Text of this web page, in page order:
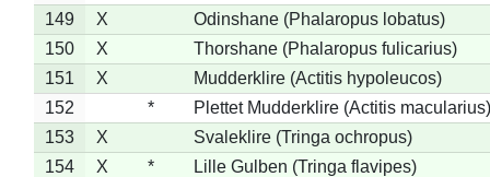
149
X
Odinshane (Phalaropus lobatus)
150
X
Thorshane (Phalaropus fulicarius)
151
X
Mudderklire (Actitis hypoleucos)
152
*
Plettet Mudderklire (Actitis macularius)
153
X
Svaleklire (Tringa ochropus)
154
X *
Lille Gulben (Tringa flavipes)